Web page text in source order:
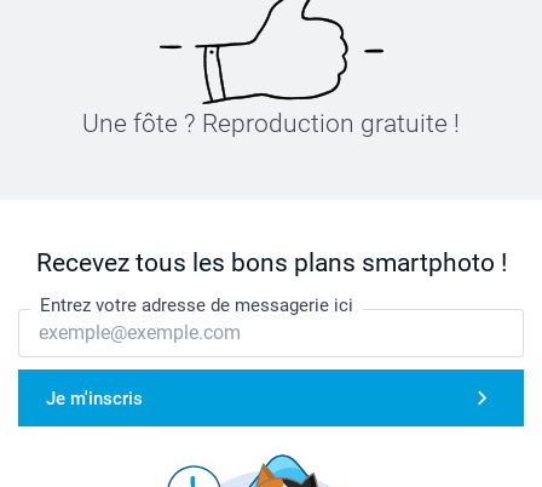
Une fôte ? Reproduction gratuite !
Recevez tous les bons plans smartphoto !
Entrez votre adresse de messagerie ici
Je m'inscris